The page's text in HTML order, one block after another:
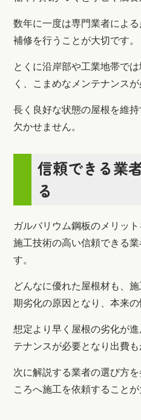
数年に一度は専門業者によ
補修を行うことが大切です。
とくに沿岸部や工業地帯で
く、こまめなメンテナンスが
長く良好な状態の屋根を維
欠かせません。
信頼できる業
る
ガルバリウム鋼板のメリッ
施工技術の高い信頼できる
す。
どんなに優れた屋根材も、
期劣化の原因となり、本来の
想定より早く屋根の劣化が
テナンスが必要となり出費も
次に解説する業者の選び方
ころへ施工を依頼することが